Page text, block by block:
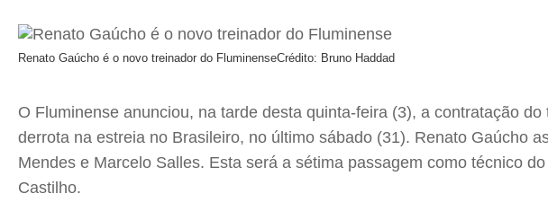
Renato Gaúcho é o novo treinador do FluminenseCrédito: Bruno Haddad
O Fluminense anunciou, na tarde desta quinta-feira (3), a contratação
derrota na estreia no Brasileiro, no último sábado (31). Renato Gaúcho
Mendes e Marcelo Salles. Esta será a sétima passagem como técnico
Castilho.